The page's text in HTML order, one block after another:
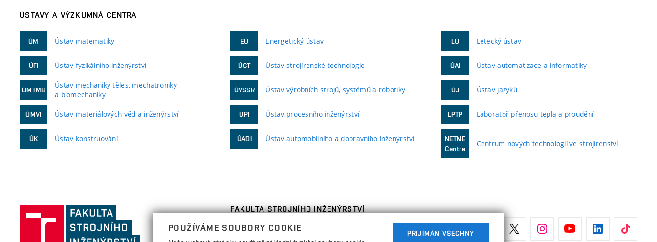
ÚSTAVY A VÝZKUMNÁ CENTRA
ÚM Ústav matematiky
ÚFI Ústav fyzikálního inženýrství
ÚMTMB
Ústav mechaniky těles, mechatroniky
a biomechaniky
ÚMVI Ústav materiálových věd a inženýrství
ÚK Ústav konstruování
EÚ Energetický ústav
ÚST Ústav strojírenské technologie
ÚVSSR Ústav výrobních strojů, systémů a robotiky
ÚPI Ústav procesního inženýrství
ÚADI Ústav automobilního a dopravního inženýrství
LÚ Letecký ústav
ÚAI Ústav automatizace a informatiky
ÚJ Ústav jazyků
LPTP Laboratoř přenosu tepla a proudění
NETME
Centre
Centrum nových technologií ve strojírenství
Fakulta
inženýrství,
FAKULTA STROJNÍHO INŽENÝRSTVÍ
Technická 2896/2
POUŽÍVÁME SOUBORY COOKIE
PŘIJÍMÁM VŠECHNY